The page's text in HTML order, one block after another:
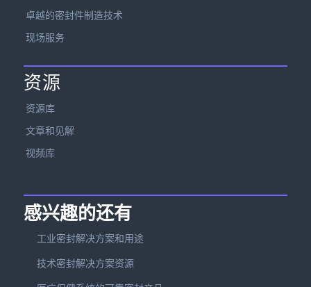
卓越的密封件制造技术
现场服务
资源
资源库
文章和见解
视频库
感兴趣的还有
工业密封解决方案和用途
技术密封解决方案资源